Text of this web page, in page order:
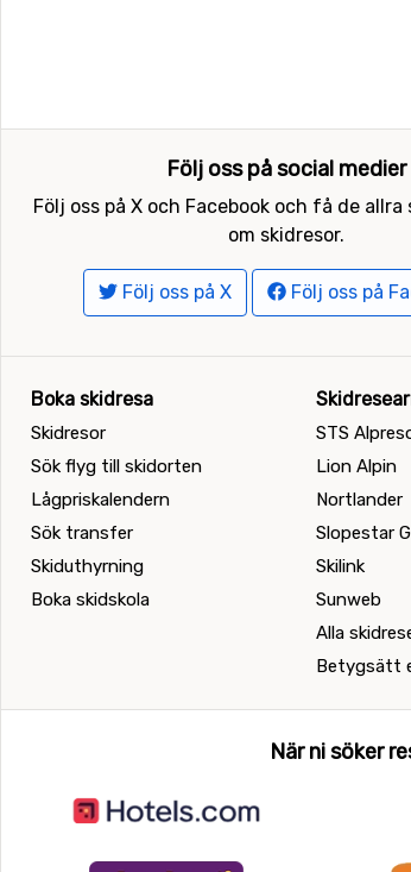
Följ oss på social medier
Följ oss på X och Facebook och få de
om skidresor.
Följ oss på X Följ oss på
Boka skidresa
Skidresor
Sök flyg till skidorten
Lågpriskalendern
Sök transfer
Skiduthyrning
Boka skidskola
STS
Lion Alpin
Nortlander
Slopestar
Skilink
Sunweb
Alla
Betygsätt
När ni söker